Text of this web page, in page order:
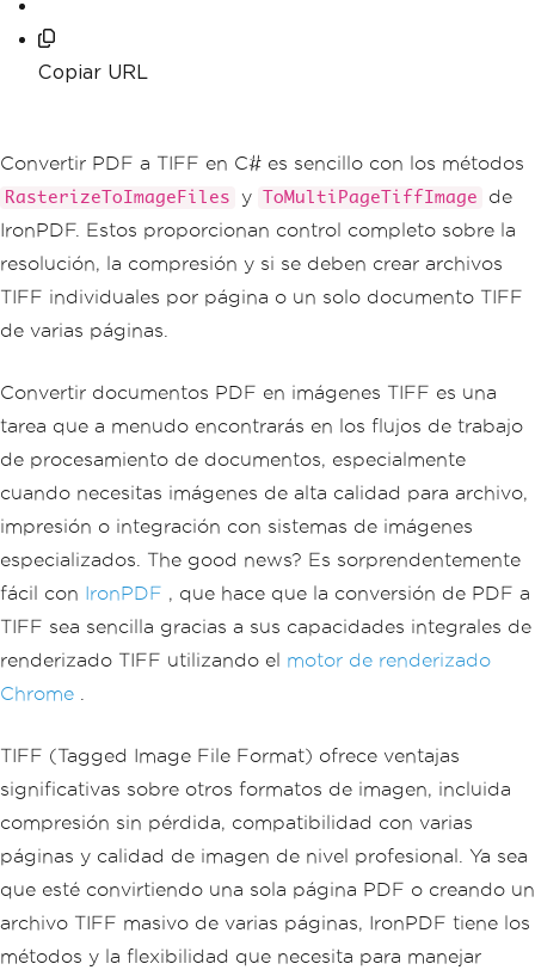
Copiar URL
Convertir PDF a TIFF en C# es sencillo con los métodos
RasterizeToImageFiles y ToMultiPageTiffImage
de
IronPDF. Estos proporcionan control completo sobre la
resolución, la compresión y si se deben crear archivos
TIFF individuales por página o un solo documento TIFF
de varias páginas.
Convertir documentos PDF en imágenes TIFF es una
tarea que a menudo encontrarás en los flujos de trabajo
de procesamiento de documentos, especialmente
cuando necesitas imágenes de alta calidad para archivo,
impresión o integración con sistemas de imágenes
especializados. The good news? Es sorprendentemente
fácil con IronPDF , que hace que la conversión de PDF a
TIFF sea sencilla gracias a sus capacidades integrales de
renderizado TIFF utilizando el motor de renderizado
Chrome
TIFF (Tagged Image File Format) ofrece ventajas
significativas sobre otros formatos de imagen, incluida
compresión sin pérdida, compatibilidad con varias
páginas y calidad de imagen de nivel profesional. Ya sea
que esté convirtiendo una sola página PDF o creando un
archivo TIFF masivo de varias páginas, IronPDF tiene los
métodos y la flexibilidad que necesita para manejar